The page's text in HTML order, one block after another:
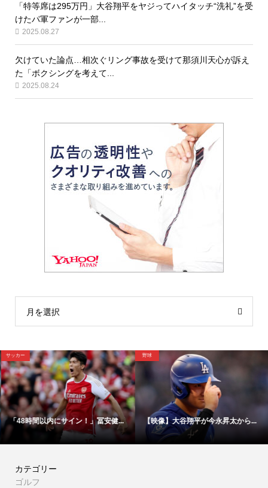
「特等席は295万円」大谷翔平をヤジってハイタッチ“洗礼”を受
けたパ軍ファンが一部...
2025.08.27
欠けていた論点…相次ぐリング事故を受けて那須川天心が訴え
た「ボクシングを考えて...
2025.08.24
月を選択
サッカー
「48時間以内にサイン！」冨安健...
野球
【映像】大谷翔平が今永昇太から...
カテゴリー
ゴルフ